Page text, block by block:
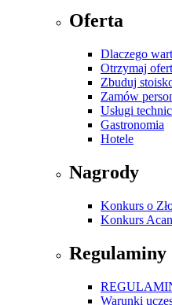
Oferta
Dlaczego
Otrzymaj
Zbuduj
Zamów
Usługi
Gastronomia
Hotele
Nagrody
Konkurs o
Konkurs
Regulaminy
Warunki